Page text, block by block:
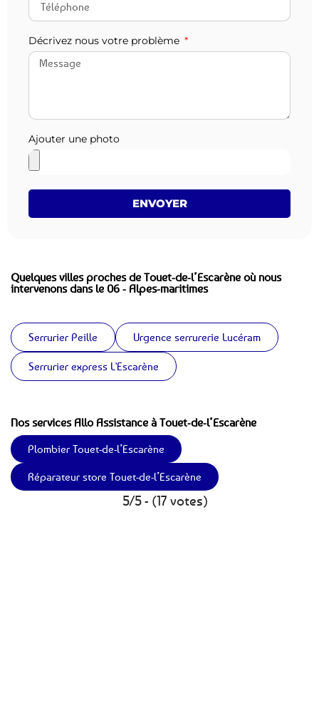
Décrivez nous votre problème
Ajouter une photo
ENVOYER
Quelques villes proches de Touet-de-l’Escarène où nous
intervenons dans le 06 - Alpes-maritimes
Serrurier Peille Urgence serrurerie Lucéram
Serrurier express L'Escarène
Nos services Allo Assistance à Touet-de-l’Escarène
Plombier Touet-de-l’Escarène
Réparateur store Touet-de-l’Escarène
5/5 - (17 votes)